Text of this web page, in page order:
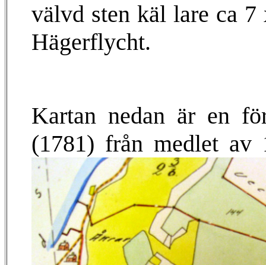
välvd sten käl lare ca
Hägerflycht.
Kartan nedan är en
(1781) från medlet av